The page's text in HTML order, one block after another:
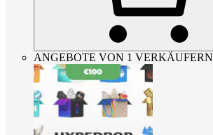
ANGEBOTE VON 1 VERKÄUFERN